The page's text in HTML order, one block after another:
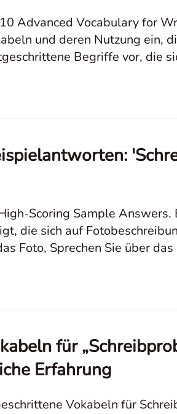
Advanced Vocabulary for
und deren Nutzung ein,
Begriffe vor, die
Scoring Sample
die sich auf
Foto, Sprechen Sie über
für
Erfahrung
Vokabeln für